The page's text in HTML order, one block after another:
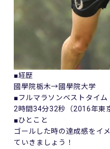
■経歴
國學院栃木→國學院大学
■フルマラソンベストタイム
2時間34分32秒（2016年東
■ひとこと
ゴールした時の達成感をイ
ていきましょう！